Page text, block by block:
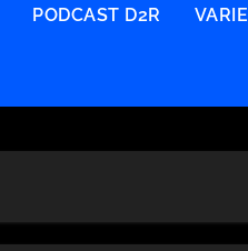
PODCAST D2R VARIE